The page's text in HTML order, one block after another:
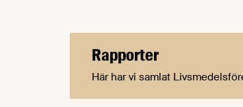
Rapporter
Här har vi samlat